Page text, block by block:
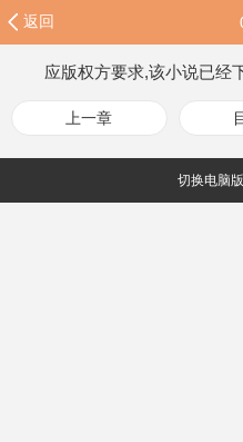
返回
应版权方要求,该小说已经
上一章
切换电脑版